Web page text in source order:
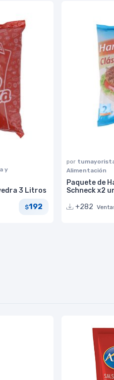
y
3 Litros
$192
por
Alimentación
Paquete de
Schneck x2
+282